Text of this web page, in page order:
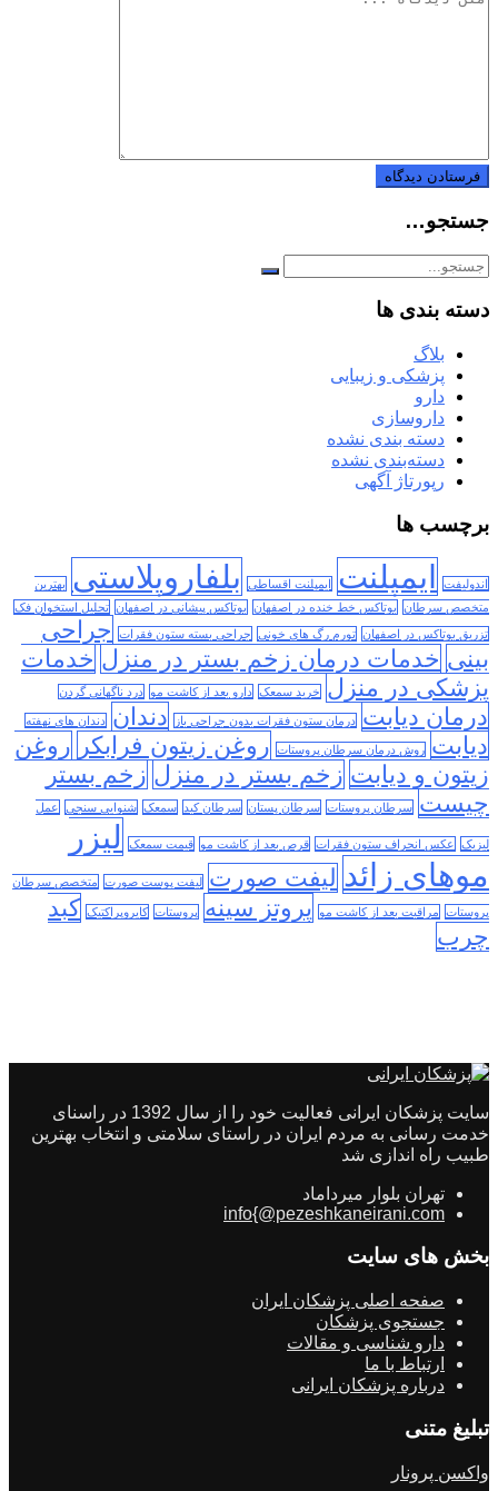
جستجو…
دسته بندی ها
بلاگ
پزشکی و زیبایی
دارو
داروسازی
دسته بندی نشده
دسته‌بندی نشده
رپورتاژ آگهی
برچسب ها
اندولیفت ایمپلنت ایمپلنت اقساطی بلفاروپلاستی
بهترین
متخصص سرطان بوتاکس خط خنده در اصفهان بوتاکس پیشانی در اصفهان تحلیل استخوان فک
تزریق بوتاکس در اصفهان تورم رگ های خونی جراحی بسته ستون فقرات
جراحی
بینی خدمات درمان زخم بستر در منزل خدمات
پزشکی در منزل
خرید سمعک دارو بعد از کاشت مو درد ناگهانی گردن
درمان دیابت درمان ستون فقرات بدون جراحی باز دندان دندان های نهفته
دیابت روش درمان سرطان پروستات روغن زیتون فرابکر روغن
زیتون و دیابت زخم بستر در منزل زخم بستر
چیست سرطان پروستات سرطان پستان سرطان کبد سمعک شنوایی سنجی عمل
لیزیک عکس انحراف ستون فقرات قرص بعد از کاشت مو قیمت سمعک
لیزر
موهای زائد لیفت صورت لیفت پوست صورت متخصص سرطان
پروستات مراقبت بعد از کاشت مو پروتز سینه پروستات کایروپراکتیک کبد
چرب
سایت پزشکان ایرانی فعالیت خود را از سال 1392 در راسنای
خدمت رسانی به مردم ایران در راستای سلامتی و انتخاب بهترین
طبیب راه اندازی شد
تهران بلوار میرداماد
info{@pezeshkaneirani.com
بخش های سایت
صفحه اصلی پزشکان ایران
جستجوی پزشکان
دارو شناسی و مقالات
ارتباط با ما
درباره پزشکان ایرانی
تبلیغ متنی
واکسن پرونار